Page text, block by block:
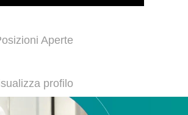
Aperte
profilo